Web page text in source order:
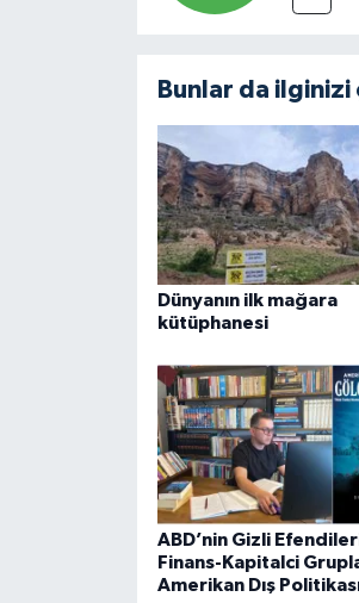
Bunlar da
Dünyanın ilk mağara
kütüphanesi
ABD’nin Gizli
Finans-Kapitalci
Amerikan Dış